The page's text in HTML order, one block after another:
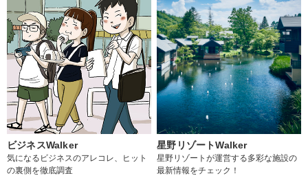
ビジネスWalker
気になるビジネスのアレコレ、ヒット
の裏側を徹底調査
星野リゾートWalker
星野リゾートが運営する多彩な施設の
最新情報をチェック！